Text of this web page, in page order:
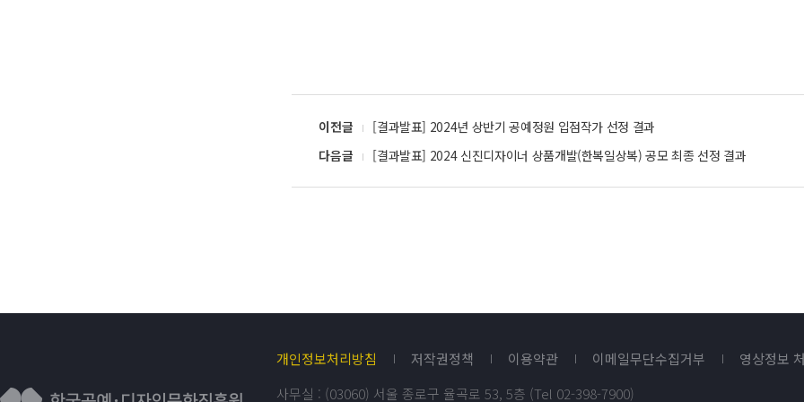
이전글
[결과발표] 2024년 상반기 공예정원 입점작가 선정 결과
다음글
[결과발표] 2024 신진디자이너 상품개발(한복일상복) 공모 최종 선정 결과
개인정보처리방침 저작권정책 이용약관 이메일무단수집거부
영상정보
사무실 : (03060) 서울 종로구 율곡로 53, 5층 (Tel 02-398-7900)